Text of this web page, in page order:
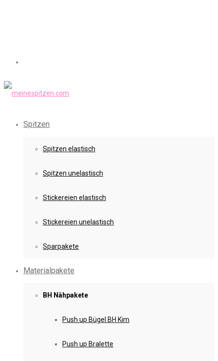
Spitzen
Spitzen elastisch
Spitzen unelastisch
Stickereien elastisch
Stickereien unelastisch
Sparpakete
Materialpakete
BH Nähpakete
Push up Bügel BH Kim
Push up Bralette